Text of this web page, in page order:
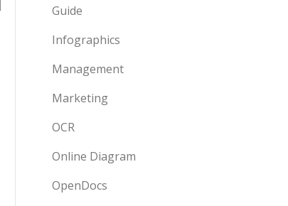
Guide
Infographics
Management
Marketing
OCR
Online Diagram
OpenDocs